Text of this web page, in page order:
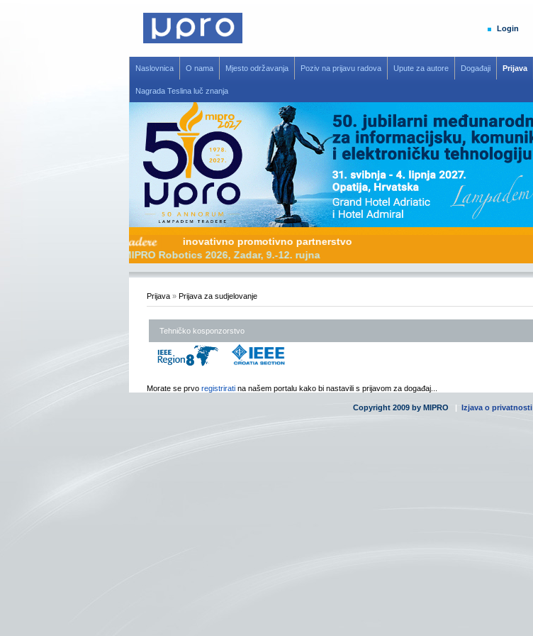
Login
Naslovnica O nama Mjesto održavanja Poziv na prijavu radova Upute za autore Događaji Prijava
Nagrada Teslina luč znanja
inovativno promotivno partnerstvo
MIPRO Robotics 2026, Zadar, 9.-12. rujna
Prijava » Prijava za sudjelovanje
Tehničko kosponzorstvo
Morate se prvo registrirati na našem portalu kako bi nastavili s prijavom za događaj...
Copyright 2009 by MIPRO | Izjava o privatnosti